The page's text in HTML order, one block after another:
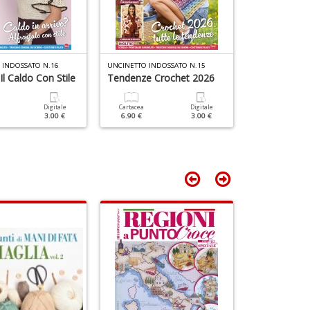
INDOSSATO N.16
Caldo Con Stile
Digitale
3.00 €
UNCINETTO INDOSSATO N.15
Tendenze Crochet 2026
Cartacea
6.90 €
Digitale
3.00 €